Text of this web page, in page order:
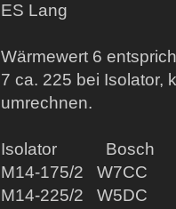
ES Lang
Wärmewert 6
7 ca. 225 bei Isolator,
umrechnen.
Isolator
M14-175/2
M14-225/2